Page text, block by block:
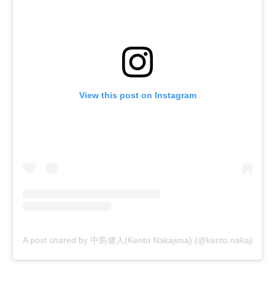
View this post on Instagram
A post shared by 中島健人(Kento Nakajima)